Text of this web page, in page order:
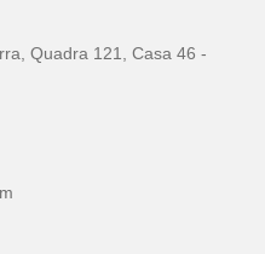
Quadra 121, Casa 46 -